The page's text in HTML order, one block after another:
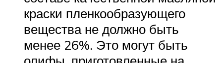
краски пленкообразующего
вещества не должно быть
менее 26%. Это могут быть